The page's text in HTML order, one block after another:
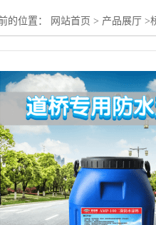
的位置： 网站首页 > 产品展厅 >